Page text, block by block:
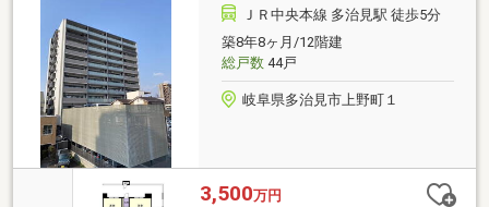
ｍ）●多治見フランテへ徒歩約3分（約200ｍ）●東濃信
用金庫本店へ徒歩約3分（約210ｍ）●プラティ多治見
へ徒歩約6分（約400ｍ）●多治見市民病院へ徒歩約16
分（約1100ｍ）
ＪＲ中央本線 多治見駅 徒歩5分
築8年8ヶ月/12階建
総戸数44戸
岐阜県多治見市上野町１
3,500万円